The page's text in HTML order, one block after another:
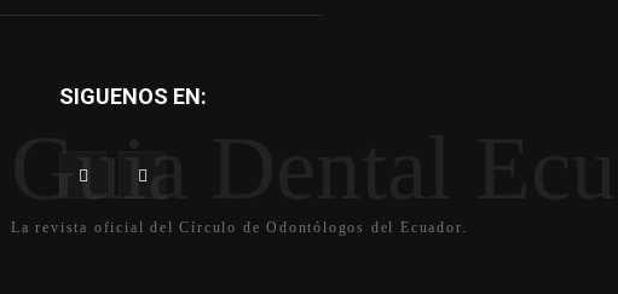
Guia Dental
La revista oficial del Círculo de Odontólogos del Ecuador.
SIGUENOS EN: